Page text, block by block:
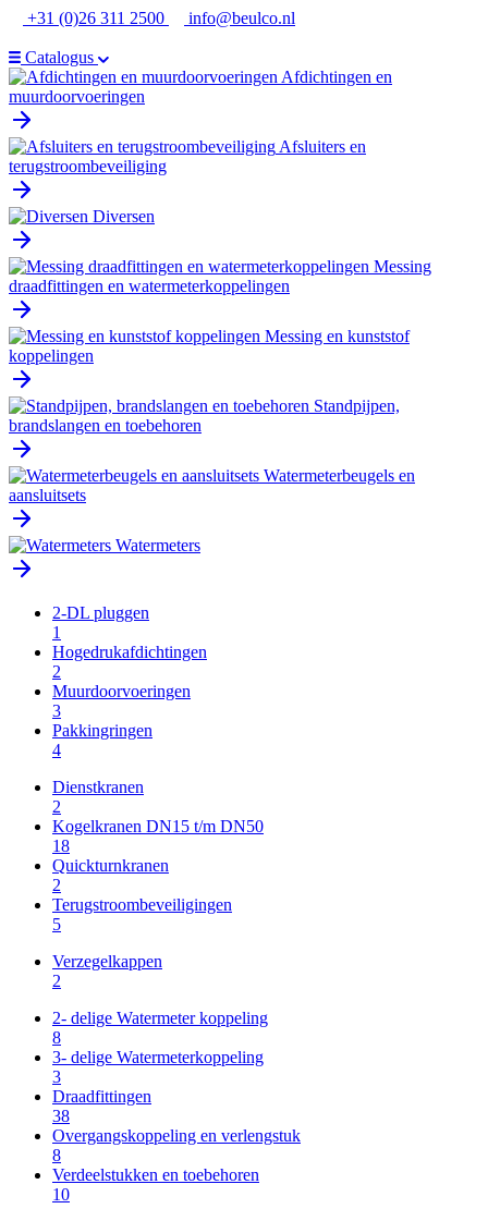
Ga
de
inhoud
+31 (0)26 311 2500 info@beulco.nl
Catalogus
Afdichtingen en
muurdoorvoeringen
Afsluiters en
terugstroombeveiliging
Diversen
Messing
draadfittingen en watermeterkoppelingen
Messing en kunststof
koppelingen
Standpijpen,
brandslangen en toebehoren
Watermeterbeugels en
aansluitsets
Watermeters
2-DL pluggen
1
Hogedrukafdichtingen
2
Muurdoorvoeringen
3
Pakkingringen
4
Dienstkranen
2
Kogelkranen DN15 t/m DN50
18
Quickturnkranen
2
Terugstroombeveiligingen
5
Verzegelkappen
2
2- delige Watermeter koppeling
8
3- delige Watermeterkoppeling
3
Draadfittingen
38
Overgangskoppeling en verlengstuk
8
Verdeelstukken en toebehoren
10